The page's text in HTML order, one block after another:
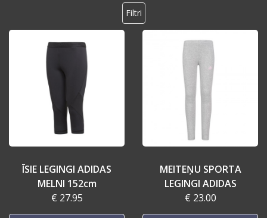
Filtri
ĪSIE LEGINGI ADIDAS
MELNI 152cm
€ 27.95
MEITEŅU SPORTA
LEGINGI ADIDAS
€ 23.00